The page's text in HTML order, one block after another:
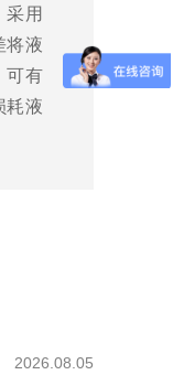
采用
将液
可有
耗液
2026.08.05